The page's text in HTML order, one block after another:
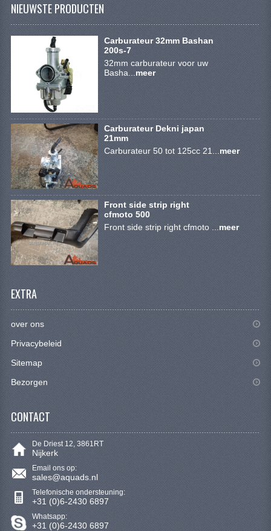
KOEL SYSTEEM
MOTOR
REM SYSTEEM
STUUR INRICHTING
UITLAAT SYSTEEM
WIEL OPHANGING
WIELEN EN BANDEN
E SCOOTERS
NIEUWSTE PRODUCTEN
Carburateur 32mm Bashan
200s-7
32mm carburateur voor uw
Basha... meer
Carburateur Dekni japan
21mm
Carburateur 50 tot 125cc 21... meer
Front side strip right
cfmoto 500
Front side strip right cfmoto ... meer
EXTRA
over ons
Privacybeleid
Sitemap
Bezorgen
CONTACT
De Driest 12, 3861RT
Nijkerk
Email ons op:
sales@aquads.nl
Telefonische ondersteuning:
+31 (0)6-2430 6897
Whatsapp:
+31 (0)6-2430 6897